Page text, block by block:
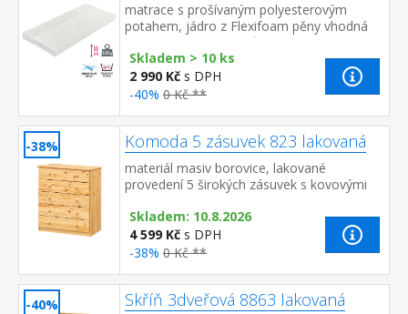
matrace s prošívaným polyesterovým
potahem, jádro z Flexifoam pěny vhodná
pro všechny typy roštů potah snímatelný a
pratelný do 40 °C doporu...
Skladem > 10 ks
2 990 Kč s DPH
-40% 0 Kč **
-38% Komoda 5 zásuvek 823 lakovaná
materiál masiv borovice, lakované
provedení 5 širokých zásuvek s kovovými
Skladem: 10.8.2026
4 599 Kč s DPH
-38% 0 Kč **
-40% Skříň 3dveřová 8863 lakovaná